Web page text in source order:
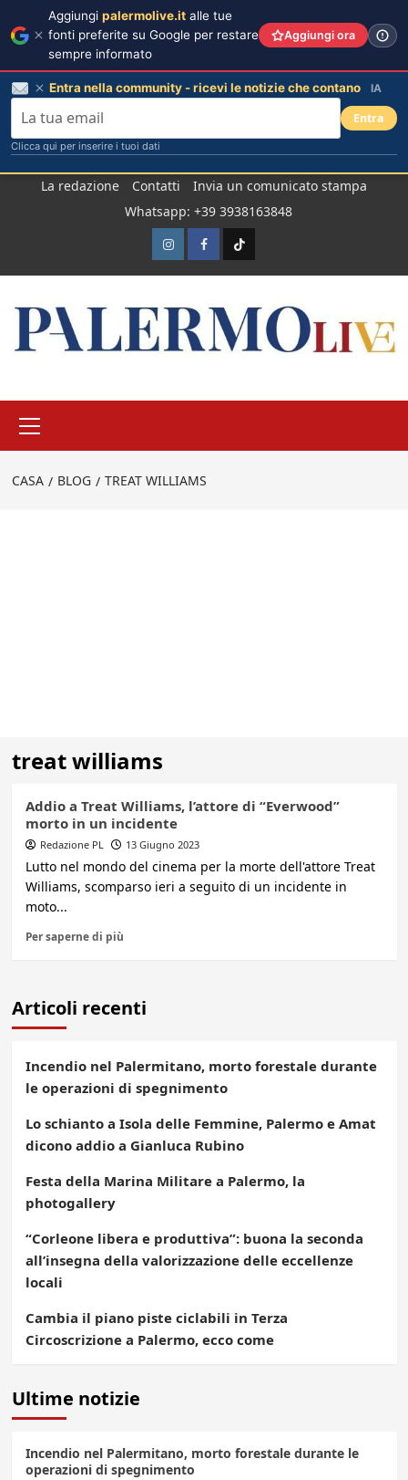
La redazione Contatti
Invia un comunicato stampa
Whatsapp: +39 3938163848
InstagramFacebook
TikTok
principale
CASA BLOG TREAT WILLIAMS
treat williams
Addio a Treat Williams, l’attore di “Everwood”
morto in un incidente
Redazione PL 13 Giugno 2023
Lutto nel mondo del cinema per la morte dell'attore Treat
Williams, scomparso ieri a seguito di un incidente in
moto...
Per saperne di più
Articoli recenti
Incendio nel Palermitano, morto forestale durante
le operazioni di spegnimento
Lo schianto a Isola delle Femmine, Palermo e Amat
dicono addio a Gianluca Rubino
Festa della Marina Militare a Palermo, la
photogallery
“Corleone libera e produttiva”: buona la seconda
all’insegna della valorizzazione delle eccellenze
locali
Cambia il piano piste ciclabili in Terza
Circoscrizione a Palermo, ecco come
Ultime notizie
Incendio nel Palermitano, morto forestale durante le
operazioni di spegnimento
Aggiungi palermolive.it alle tue
fonti preferite su Google per restare
sempre informato
Aggiungi ora
Entra nella community - ricevi le notizie che contano IA
Entra
Clicca qui per inserire i tuoi dati